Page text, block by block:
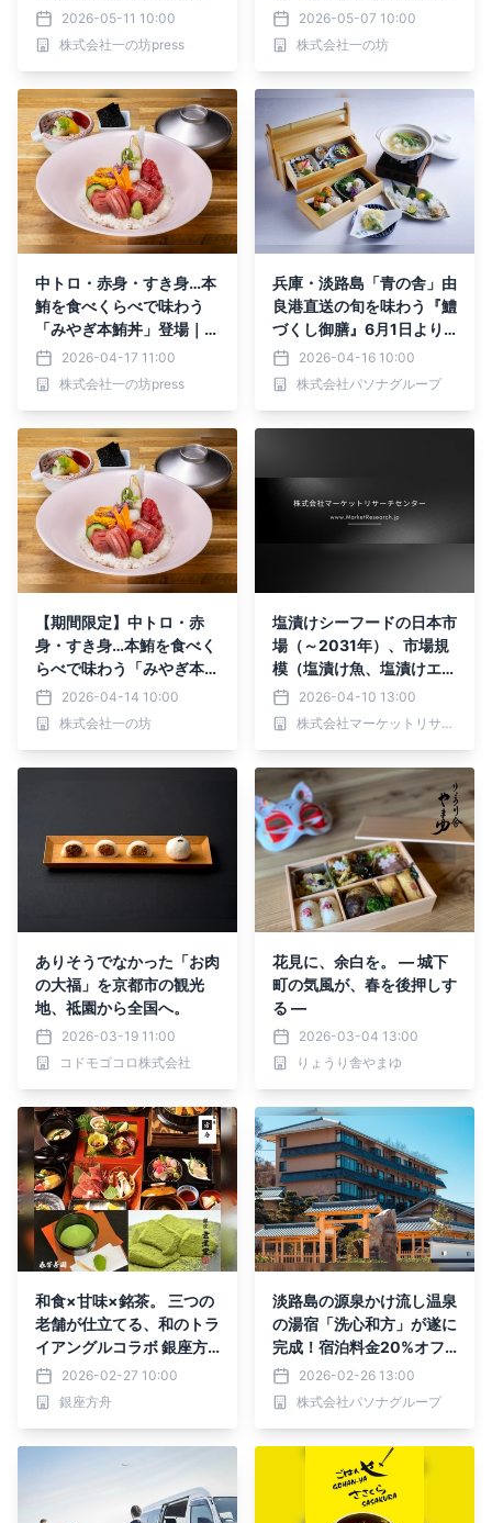
し”、いくらと味わう宮城
の郷土の味＜2026年5月
提供スタート＞
2026-05-11 10:00
株式会社一の坊press
いくらと味わう宮城の郷土
の味（2026年5月1日(金)
～）
2026-05-07 10:00
株式会社一の坊
中トロ・赤身・すき身…本
鮪を食べくらべで味わう
「みやぎ本鮪丼」登場｜2
026年4月14日よりスター
ト【松島グルメ】
2026-04-17 11:00
株式会社一の坊press
兵庫・淡路島「青の舎」由
良港直送の旬を味わう『鱧
づくし御膳』6月1日より
期間限定登場～ 国産鰻を
使用した「うな重」も夏季
限定提供 ～
2026-04-16 10:00
株式会社パソナグループ
【期間限定】中トロ・赤
身・すき身…本鮪を食べく
らべで味わう「みやぎ本鮪
丼」登場｜2026年4月14
日よりスタート【松島グル
メ】
2026-04-14 10:00
株式会社一の坊
塩漬けシーフードの日本市
場（～2031年）、市場規
模（塩漬け魚、塩漬けエ
ビ、塩漬けイカ）・分析レ
ポートを発表
2026-04-10 13:00
株式会社マーケットリサーチセンター
ありそうでなかった「お肉
の大福」を京都市の観光
地、祗園から全国へ。
2026-03-19 11:00
コドモゴコロ株式会社
花見に、余白を。 ― 城下
町の気風が、春を後押しす
る ―
2026-03-04 13:00
りょうり舎やまゆ
和食×甘味×銘茶。 三つの
老舗が仕立てる、和のトラ
イアングルコラボ 銀座方
舟 ｘ 銀座芭蕉堂 ｘ 春芳茶
園
2026-02-27 10:00
銀座方舟
淡路島の源泉かけ流し温泉
の湯宿「洗心和方」が遂に
完成！宿泊料金20%オフ
の『グランドオープン記念
プラン』2月27日より販
売・提供開始！
2026-02-26 13:00
株式会社パソナグループ